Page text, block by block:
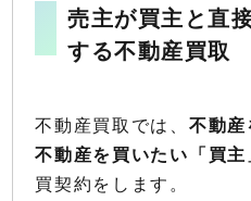
売主が買主と直
する不動産買取
不動産買取では、 不動
不動産を買いたい「買主
買契約をします。